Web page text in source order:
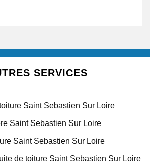
SERVICES
Saint Sebastien Sur Loire
Saint Sebastien Sur Loire
Saint Sebastien Sur Loire
de toiture Saint Sebastien Sur Loire